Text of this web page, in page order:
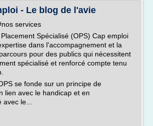
- Le blog de l'avie
services
Spécialisé (OPS) Cap emploi
dans l'accompagnement et la
pour des publics qui nécessitent
spécialisé et renforcé compte tenu
se fonde sur un principe de
lien avec le handicap et en
le...